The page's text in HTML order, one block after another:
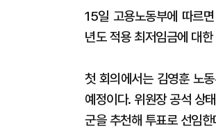
15일 고용노동부에 따르
년도 적용 최저임금에 대
첫 회의에서는 김영훈 노
예정이다. 위원장 공석 상
군을 추천해 투표로 선임한